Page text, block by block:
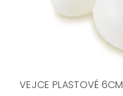
VEJCE PLASTOVÉ 6CM